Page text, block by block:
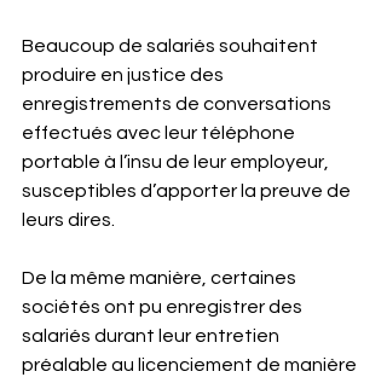
Beaucoup de salariés souhaitent
produire en justice des
enregistrements de conversations
effectués avec leur téléphone
portable à l’insu de leur employeur,
susceptibles d’apporter la preuve de
leurs dires.
De la même manière, certaines
sociétés ont pu enregistrer des
salariés durant leur entretien
préalable au licenciement de manière